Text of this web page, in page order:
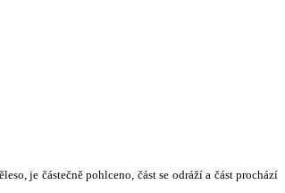
je částečně pohlceno, část se odráží a část prochází